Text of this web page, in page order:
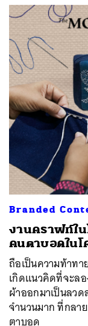
Branded
งานคราฟท์ใ
คนตาบอดในโ
ถือเป็นความท้าทา
เกิดแนวคิดที่จะล
ผ้าออกมาเป็นลว
จำนวนมาก ที่กลา
ตาบอด